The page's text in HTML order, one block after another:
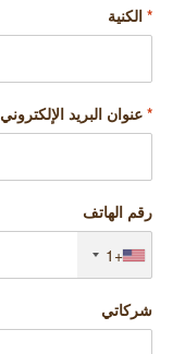
* الكنية
* عنوان البريد الإلكتروني
رقم الهاتف
+1
شركاتي